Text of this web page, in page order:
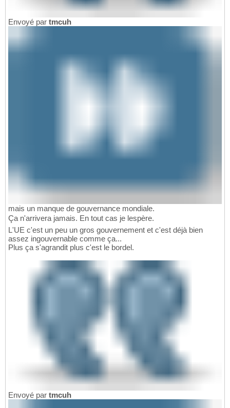
Envoyé par tmcuh
mais un manque de gouvernance mondiale.
Ça n'arrivera jamais. En tout cas je lespère.
L'UE c'est un peu un gros gouvernement et c'est déjà bien
assez ingouvernable comme ça...
Plus ça s'agrandit plus c'est le bordel.
Envoyé par tmcuh